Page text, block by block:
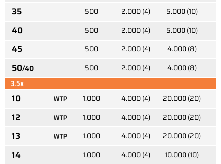
35 500 2.000 (4) 5.000 (10)
40 500 2.000 (4) 5.000 (10)
45 500 2.000 (4) 4.000 (8)
50/40 500 2.000 (4) 4.000 (8)
3.5x
10
1.000 4.000 (4) 20.000 (20)
12 1.000 4.000 (4) 20.000 (20)
13 1.000 4.000 (4) 20.000 (20)
14 1.000 4.000 (4) 10.000 (10)